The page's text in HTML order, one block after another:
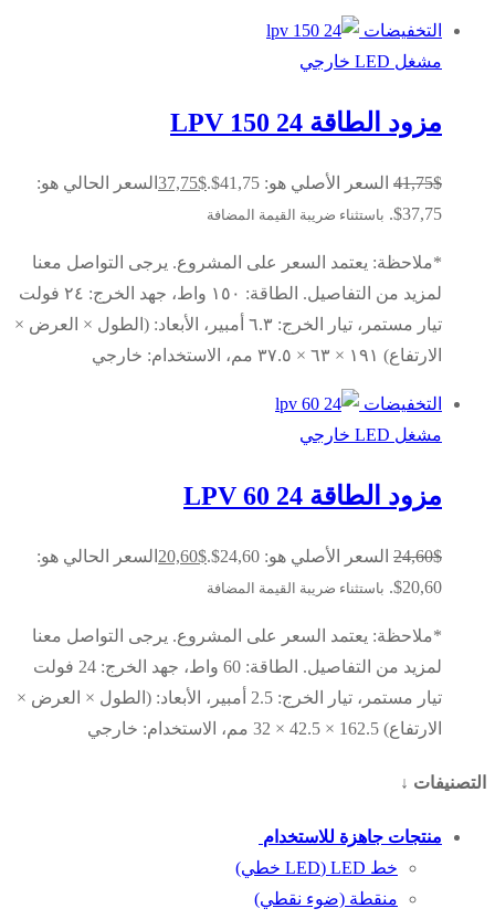
التخفيضات
مشغل LED خارجي
مزود الطاقة LPV 150 24
41,75$ السعر الأصلي هو: 41,75$. 37,75$
السعر الحالي هو:
37,75$.
باستثناء ضريبة القيمة المضافة
*ملاحظة: يعتمد السعر على المشروع. يرجى التواصل معنا
لمزيد من التفاصيل. الطاقة: ١٥٠ واط، جهد الخرج: ٢٤ فولت
تيار مستمر، تيار الخرج: ٦.٣ أمبير، الأبعاد: (الطول × العرض ×
الارتفاع) ١٩١ × ٦٣ × ٣٧.٥ مم، الاستخدام: خارجي
التخفيضات
مشغل LED خارجي
مزود الطاقة LPV 60 24
24,60$ السعر الأصلي هو: 24,60$. 20,60$
السعر الحالي هو:
20,60$.
باستثناء ضريبة القيمة المضافة
*ملاحظة: يعتمد السعر على المشروع. يرجى التواصل معنا
لمزيد من التفاصيل. الطاقة: 60 واط، جهد الخرج: 24 فولت
تيار مستمر، تيار الخرج: 2.5 أمبير، الأبعاد: (الطول × العرض ×
الارتفاع) 162.5 × 42.5 × 32 مم، الاستخدام: خارجي
التصنيفات ↓
منتجات جاهزة للاستخدام
خط LED (LED خطي)
منقطة (ضوء نقطي)